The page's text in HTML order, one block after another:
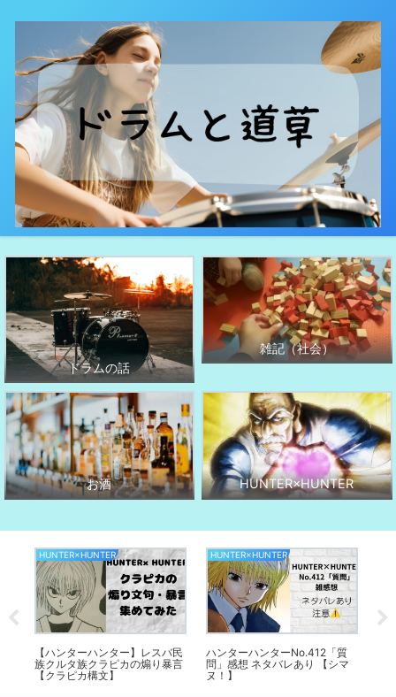
ドラムの話
雑記（社会）
お酒 HUNTER×HUNTER
HUNTER×HUNTER
【ハンターハンター】レスバ民
族クルタ族クラピカの煽り暴言
【クラピカ構文】
HUNTER×HUNTER
ハンターハンターNo.412「質
問」感想 ネタバレあり 【シマ
ヌ！】